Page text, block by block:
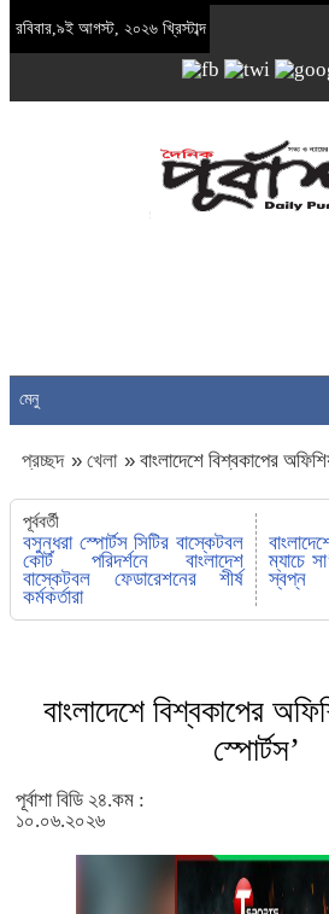
রবিবার,৯ই আগস্ট, ২০২৬ খ্রিস্টাব্দ
মেনু
প্রচ্ছদ » খেলা » বাংলাদেশে বিশ্বকাপের
পূর্ববর্তী
বসুন্ধরা স্পোর্টস সিটির বাস্কেটবল
কোর্ট পরিদর্শনে বাংলাদেশ
বাস্কেটবল ফেডারেশনের শীর্ষ
কর্মকর্তারা
ম্যাচে
স্বপ্ন
বাংলাদেশে বিশ্বকাপের
স্পোর্টস’
পূর্বাশা বিডি ২৪.কম :
১০.০৬.২০২৬